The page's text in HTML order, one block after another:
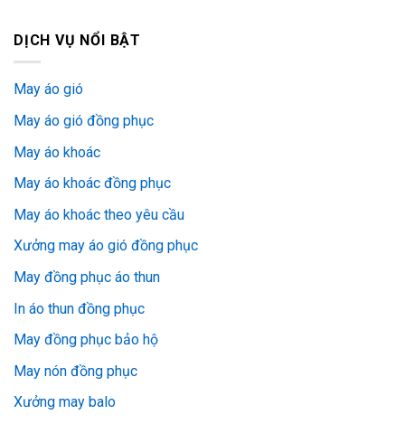
DỊCH VỤ NỔI BẬT
May áo gió
May áo gió đồng phục
May áo khoác
May áo khoác đồng phục
May áo khoác theo yêu cầu
Xưởng may áo gió đồng phục
May đồng phục áo thun
In áo thun đồng phục
May đồng phục bảo hộ
May nón đồng phục
Xưởng may balo